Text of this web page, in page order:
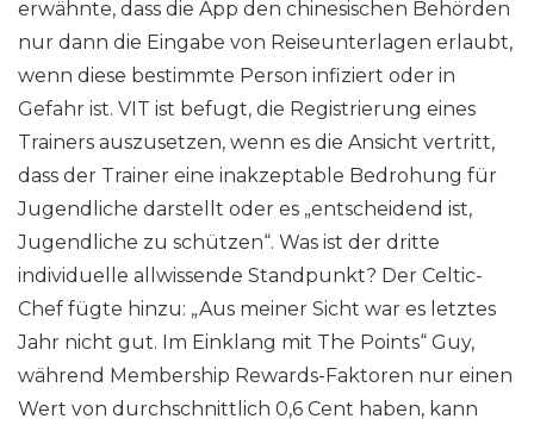
erwähnte, dass die App den chinesischen Behörden
nur dann die Eingabe von Reiseunterlagen erlaubt,
wenn diese bestimmte Person infiziert oder in
Gefahr ist. VIT ist befugt, die Registrierung eines
Trainers auszusetzen, wenn es die Ansicht vertritt,
dass der Trainer eine inakzeptable Bedrohung für
Jugendliche darstellt oder es „entscheidend ist,
Jugendliche zu schützen“. Was ist der dritte
individuelle allwissende Standpunkt? Der Celtic-
Chef fügte hinzu: „Aus meiner Sicht war es letztes
Jahr nicht gut. Im Einklang mit The Points“ Guy,
während Membership Rewards-Faktoren nur einen
Wert von durchschnittlich 0,6 Cent haben, kann